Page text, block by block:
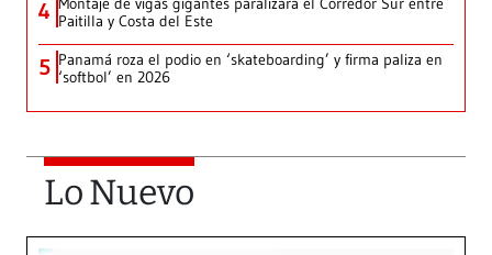
4 Paitilla y Costa del Este
5 Panamá roza el podio en ‘skateboarding’ y firma paliza en
‘softbol’ en 2026
Lo Nuevo